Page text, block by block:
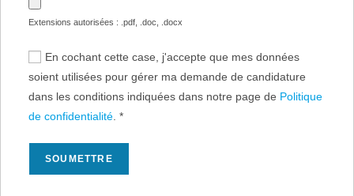
Extensions autorisées : .pdf, .doc, .docx
En cochant cette case, j'accepte que mes données
soient utilisées pour gérer ma demande de candidature
dans les conditions indiquées dans notre page de Politique
de confidentialité. *